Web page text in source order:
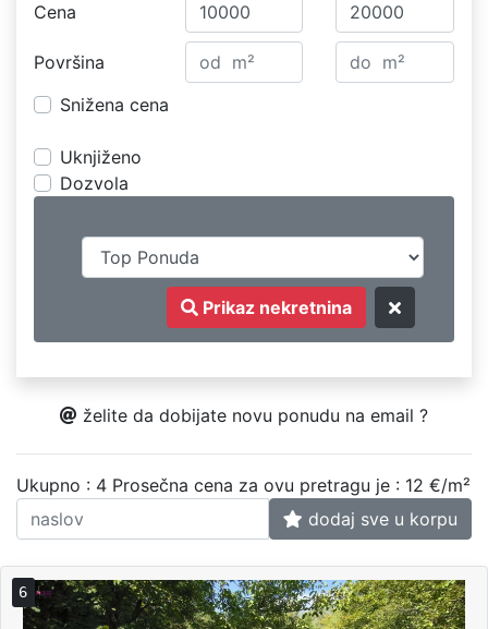
Cena
Površina
Snižena cena
Uknjiženo
Dozvola
Prikaz nekretnina
želite da dobijate novu ponudu na email ?
Ukupno : 4 Prosečna cena za ovu pretragu je : 12 €/m²
dodaj sve u korpu
6